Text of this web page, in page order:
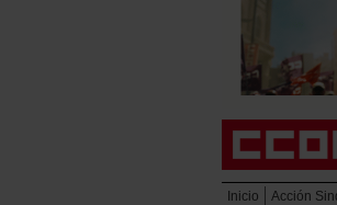
Inicio Acción